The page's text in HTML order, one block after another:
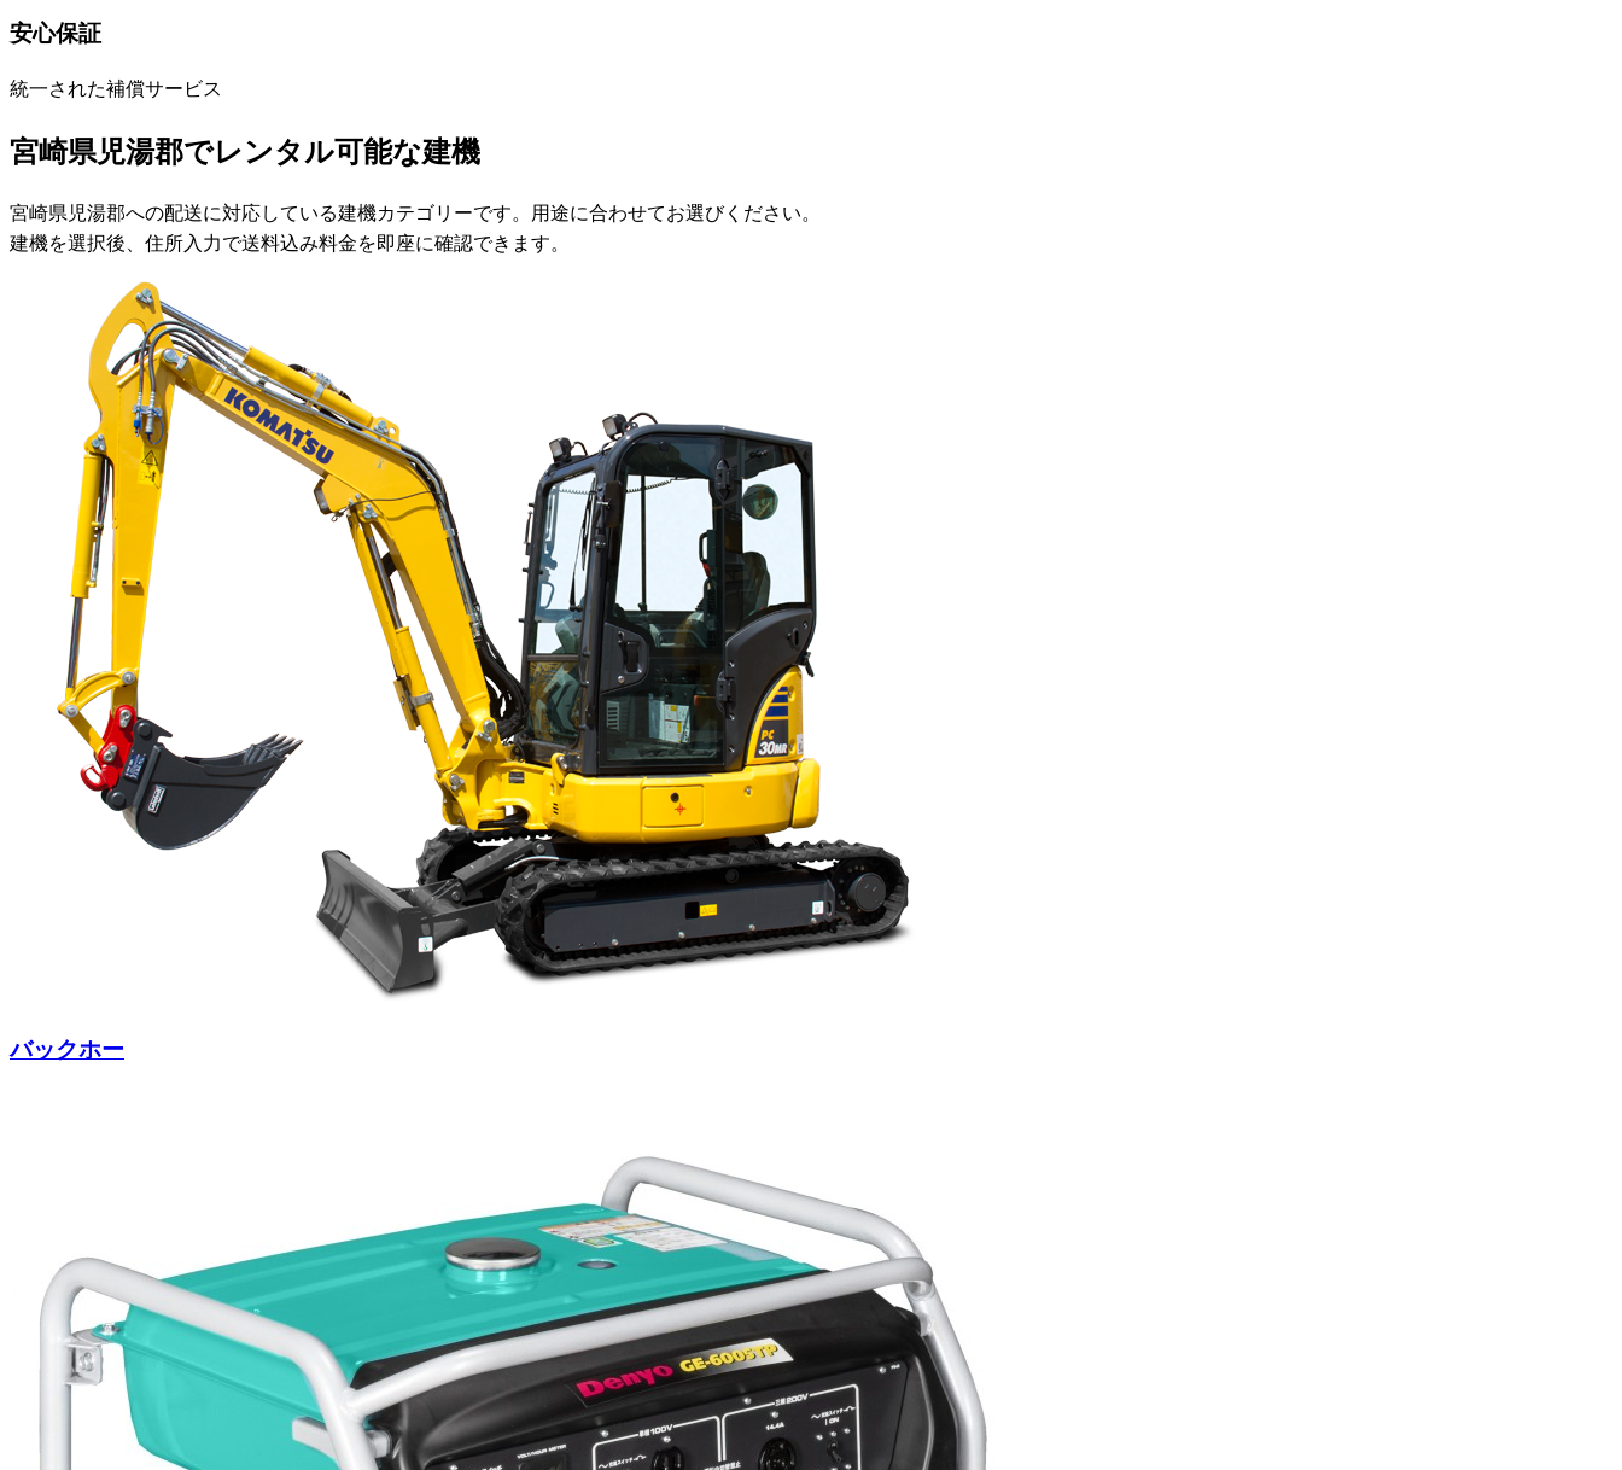
安心保証
統一された補償サービス
宮崎県児湯郡でレンタル可能な建機
宮崎県児湯郡への配送に対応している建機カテゴリーです。用途に合わせてお選びください。
建機を選択後、住所入力で送料込み料金を即座に確認できます。
バックホー